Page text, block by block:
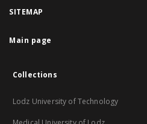
SITEMAP
Main page
Collections
Lodz University of Technology